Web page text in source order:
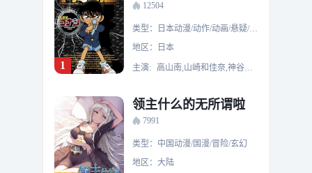
1
12504
类型：日本动漫/动作/动画/悬疑/惊悚/犯罪
地区：日本
主演: 高山南,山崎和佳奈,神谷明,小山力也,林原惠美,山口胜平,田中秀幸,岛本须美,绪方贤一,堀川亮,松井菜樱子,宫村优子,岩居由希子,大谷育江,高木涉,高岛雅罗,堀之纪,立木文彦,小山茉美,三石琴乃,置鲇龙太郎,日高法子,池田秀一,古谷彻
领主什么的无所谓啦
7991
类型：中国动漫/国漫/冒险/玄幻
地区：大陆